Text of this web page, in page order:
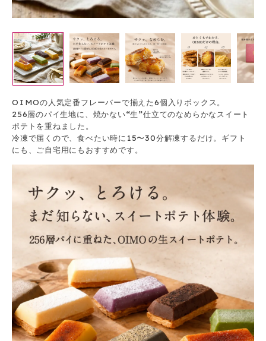
OIMOの人気定番フレーバーで揃えた6個入りボックス。
256層のパイ生地に、焼かない“生”仕立てのなめらかなスイート
ポテトを重ねました。
冷凍で届くので、食べたい時に15〜30分解凍するだけ。ギフト
にも、ご自宅用にもおすすめです。